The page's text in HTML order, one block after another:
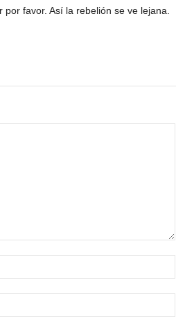
favor. Así la rebelión se ve lejana.